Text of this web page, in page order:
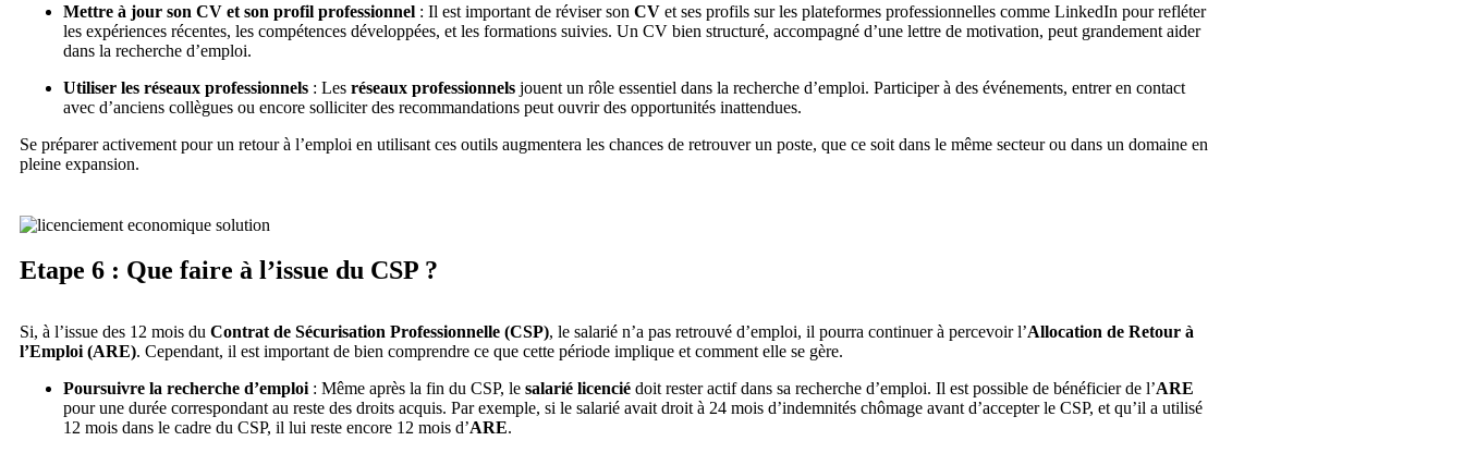
Mettre à jour son CV et son profil professionnel : Il est important de réviser son CV et ses profils sur les plateformes professionnelles comme LinkedIn pour refléter
les expériences récentes, les compétences développées, et les formations suivies. Un CV bien structuré, accompagné d’une lettre de motivation, peut grandement aider
dans la recherche d’emploi.
Utiliser les réseaux professionnels : Les réseaux professionnels jouent un rôle essentiel dans la recherche d’emploi. Participer à des événements, entrer en contact
avec d’anciens collègues ou encore solliciter des recommandations peut ouvrir des opportunités inattendues.
Se préparer activement pour un retour à l’emploi en utilisant ces outils augmentera les chances de retrouver un poste, que ce soit dans le même secteur ou dans un domaine en
pleine expansion.
Etape 6 : Que faire à l’issue du CSP ?
Si, à l’issue des 12 mois du Contrat de Sécurisation Professionnelle (CSP), le salarié n’a pas retrouvé d’emploi, il pourra continuer à percevoir l’Allocation de Retour à
l’Emploi (ARE). Cependant, il est important de bien comprendre ce que cette période implique et comment elle se gère.
Poursuivre la recherche d’emploi : Même après la fin du CSP, le salarié licencié doit rester actif dans sa recherche d’emploi. Il est possible de bénéficier de l’ARE
pour une durée correspondant au reste des droits acquis. Par exemple, si le salarié avait droit à 24 mois d’indemnités chômage avant d’accepter le CSP, et qu’il a utilisé
12 mois dans le cadre du CSP, il lui reste encore 12 mois d’ARE.